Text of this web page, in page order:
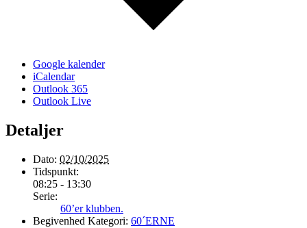
Google kalender
iCalendar
Outlook 365
Outlook Live
Detaljer
Dato: 02/10/2025
Tidspunkt:
08:25 - 13:30
Serie:
60’er klubben.
Begivenhed Kategori: 60´ERNE